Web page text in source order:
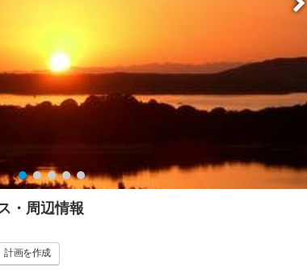
・周辺情報
計画を作成